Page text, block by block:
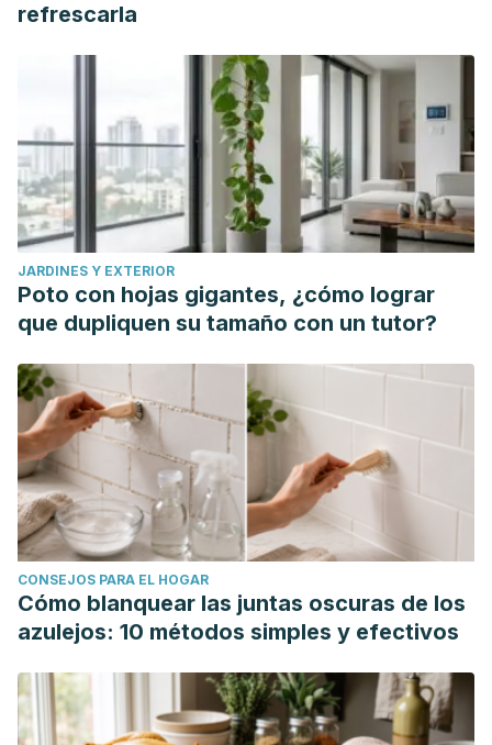
refrescarla
JARDINES Y EXTERIOR
Poto con hojas gigantes, ¿cómo lograr
que dupliquen su tamaño con un tutor?
CONSEJOS PARA EL HOGAR
Cómo blanquear las juntas oscuras de los
azulejos: 10 métodos simples y efectivos